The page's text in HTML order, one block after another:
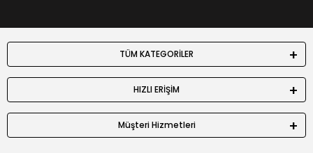
TÜM KATEGORİLER
HIZLI ERİŞİM
Müşteri Hizmetleri